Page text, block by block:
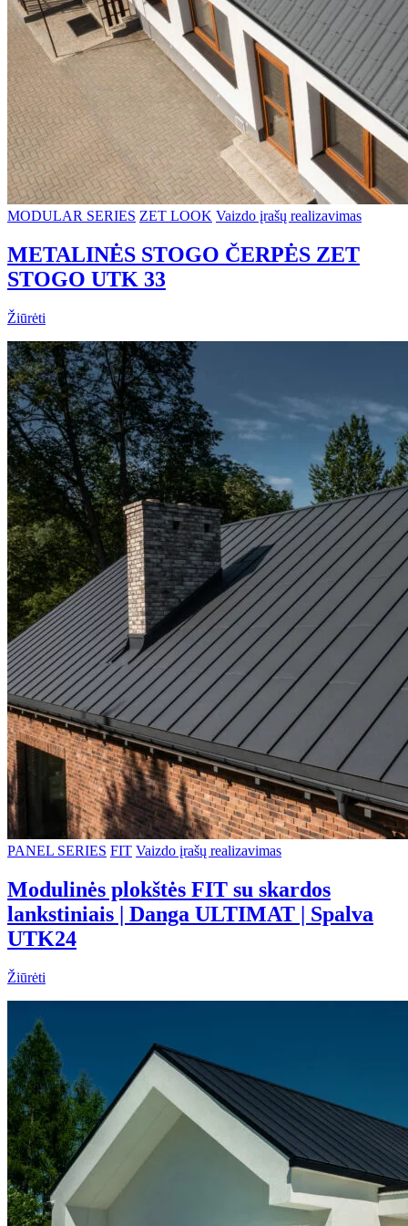
MODULAR SERIES ZET LOOK Vaizdo įrašų realizavimas
METALINĖS STOGO ČERPĖS ZET
STOGO UTK 33
Žiūrėti
PANEL SERIES FIT Vaizdo įrašų realizavimas
Modulinės plokštės FIT su skardos
lankstiniais | Danga ULTIMAT | Spalva
UTK24
Žiūrėti